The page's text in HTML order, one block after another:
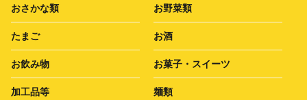
おさかな類 お野菜類
たまご お酒
お飲み物 お菓子・スイーツ
加工品等 麺類